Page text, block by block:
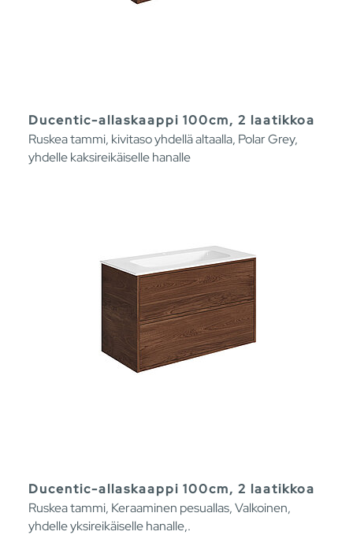
Ducentic-allaskaappi 100cm, 2 laatikkoa
Ruskea tammi, kivitaso yhdellä altaalla, Polar Grey,
yhdelle kaksireikäiselle hanalle
Ducentic-allaskaappi 100cm, 2 laatikkoa
Ruskea tammi, Keraaminen pesuallas, Valkoinen,
yhdelle yksireikäiselle hanalle,.